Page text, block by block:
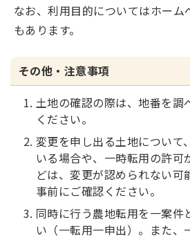
なお、利用目的についてはホーム
もあります。
その他・注意事項
土地の確認の際は、地番を調
ください。
変更を申し出る土地について
いる場合や、一時転用の許可
どは、変更が認められない可
事前にご確認ください。
同時に行う農地転用を一案件
い（一転用一申出）。また、